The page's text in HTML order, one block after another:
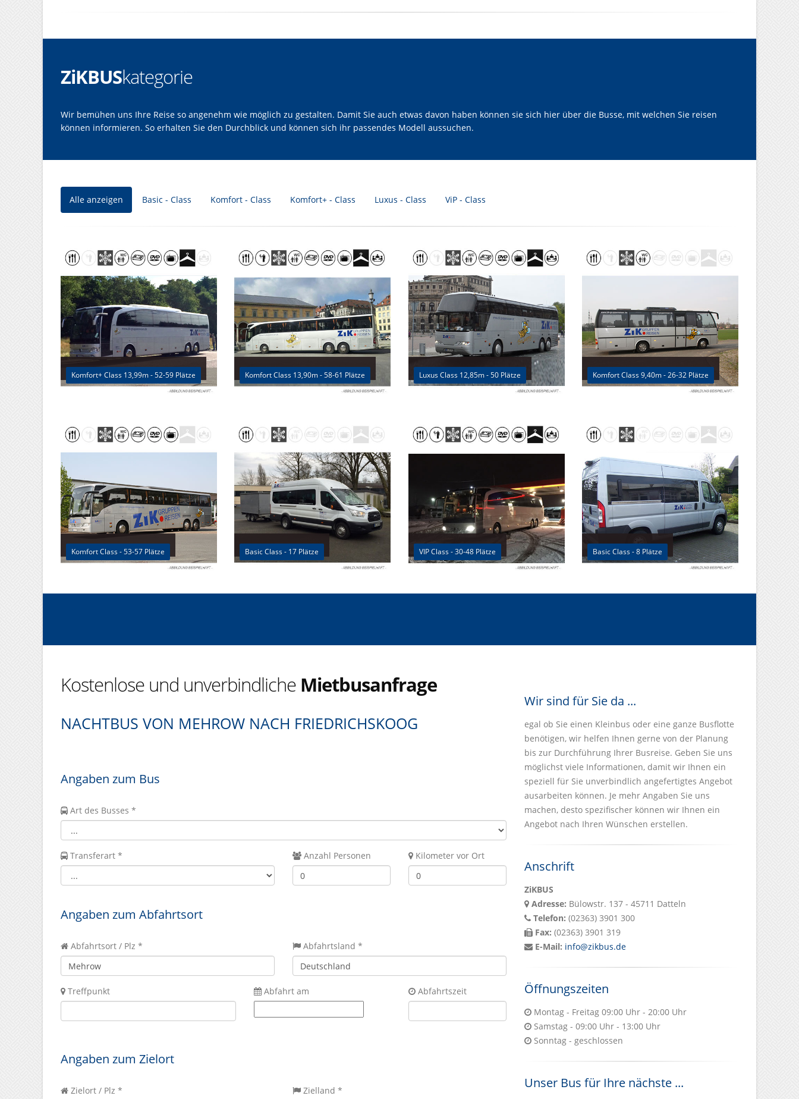
ZiKBUSkategorie
Wir bemühen uns Ihre Reise so angenehm wie möglich zu gestalten. Damit Sie auch etwas davon haben können sie sich hier über die Busse, mit welchen Sie reisen
können informieren. So erhalten Sie den Durchblick und können sich ihr passendes Modell aussuchen.
Alle anzeigen Basic - Class Komfort - Class Komfort+ - Class Luxus - Class ViP - Class
Komfort+ Class 13,99m - 52-59 Plätze Komfort Class 13,90m - 58-61 Plätze Luxus Class 12,85m - 50 Plätze Komfort Class 9,40m - 26-32 Plätze
Komfort Class - 53-57 Plätze Basic Class - 17 Plätze VIP Class - 30-48 Plätze Basic Class - 8 Plätze
Kostenlose und unverbindliche Mietbusanfrage
NACHTBUS VON MEHROW NACH FRIEDRICHSKOOG
Angaben zum Bus
Art des Busses *
Transferart * Anzahl Personen Kilometer vor Ort
Angaben zum Abfahrtsort
Abfahrtsort / Plz * Abfahrtsland *
Treffpunkt Abfahrt am Abfahrtszeit
Angaben zum Zielort
Zielort / Plz * Zielland *
Wir sind für Sie da ...
egal ob Sie einen Kleinbus oder eine ganze Busflotte
benötigen, wir helfen Ihnen gerne von der Planung
bis zur Durchführung Ihrer Busreise. Geben Sie uns
möglichst viele Informationen, damit wir Ihnen ein
speziell für Sie unverbindlich angefertigtes Angebot
ausarbeiten können. Je mehr Angaben Sie uns
machen, desto spezifischer können wir Ihnen ein
Angebot nach Ihren Wünschen erstellen.
Anschrift
ZiKBUS
Adresse: Bülowstr. 137 - 45711 Datteln
Telefon: (02363) 3901 300
Fax: (02363) 3901 319
E-Mail: info@zikbus.de
Öffnungszeiten
Montag - Freitag 09:00 Uhr - 20:00 Uhr
Samstag - 09:00 Uhr - 13:00 Uhr
Sonntag - geschlossen
Unser Bus für Ihre nächste ...